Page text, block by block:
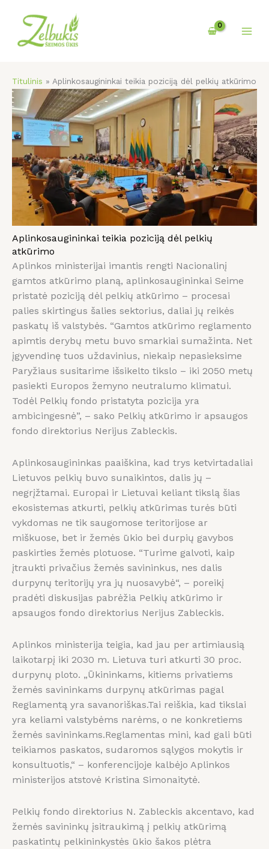
turinio
Titulinis » Aplinkosaugininkai teikia poziciją dėl pelkių atkūrimo
Aplinkosaugininkai teikia poziciją dėl pelkių
atkūrimo
Aplinkos ministerijai imantis rengti Nacionalinį
gamtos atkūrimo planą, aplinkosaugininkai Seime
pristatė poziciją dėl pelkių atkūrimo – procesai
palies skirtingus šalies sektorius, daliai jų reikės
paskatų iš valstybės. “Gamtos atkūrimo reglamento
apimtis derybų metu buvo smarkiai sumažinta. Net
įgyvendinę tuos uždavinius, niekaip nepasieksime
Paryžiaus susitarime išsikelto tikslo – iki 2050 metų
pasiekti Europos žemyno neutralumo klimatui.
Todėl Pelkių fondo pristatyta pozicija yra
ambicingesnė”, – sako Pelkių atkūrimo ir apsaugos
fondo direktorius Nerijus Zableckis.
Aplinkosaugininkas paaiškina, kad trys ketvirtadaliai
Lietuvos pelkių buvo sunaikintos, dalis jų –
negrįžtamai. Europai ir Lietuvai keliant tikslą šias
ekosistemas atkurti, pelkių atkūrimas turės būti
vykdomas ne tik saugomose teritorijose ar
miškuose, bet ir žemės ūkio bei durpių gavybos
paskirties žemės plotuose. “Turime galvoti, kaip
įtraukti privačius žemės savininkus, nes dalis
durpynų teritorijų yra jų nuosavybė“, – poreikį
pradėti diskusijas pabrėžia Pelkių atkūrimo ir
apsaugos fondo direktorius Nerijus Zableckis.
Aplinkos ministerija teigia, kad jau per artimiausią
laikotarpį iki 2030 m. Lietuva turi atkurti 30 proc.
durpynų ploto. „Ūkininkams, kitiems privatiems
žemės savininkams durpynų atkūrimas pagal
Reglamentą yra savanoriškas.Tai reiškia, kad tikslai
yra keliami valstybėms narėms, o ne konkretiems
žemės savininkams.Reglamentas mini, kad gali būti
teikiamos paskatos, sudaromos sąlygos mokytis ir
konsultuotis,“ – konferencijoje kalbėjo Aplinkos
ministerijos atstovė Kristina Simonaitytė.
Pelkių fondo direktorius N. Zableckis akcentavo, kad
žemės savininkų įsitraukimą į pelkių atkūrimą
paskatintų pelkininkystės ūkio šakos plėtra